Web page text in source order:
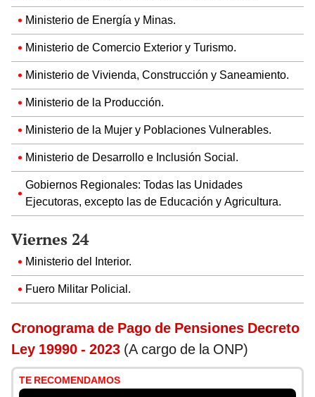
Ministerio de Energía y Minas.
Ministerio de Comercio Exterior y Turismo.
Ministerio de Vivienda, Construcción y Saneamiento.
Ministerio de la Producción.
Ministerio de la Mujer y Poblaciones Vulnerables.
Ministerio de Desarrollo e Inclusión Social.
Gobiernos Regionales: Todas las Unidades
Ejecutoras, excepto las de Educación y Agricultura.
Viernes 24
Ministerio del Interior.
Fuero Militar Policial.
Cronograma de Pago de Pensiones Decreto
Ley 19990 - 2023 (A cargo de la ONP)
TE RECOMENDAMOS